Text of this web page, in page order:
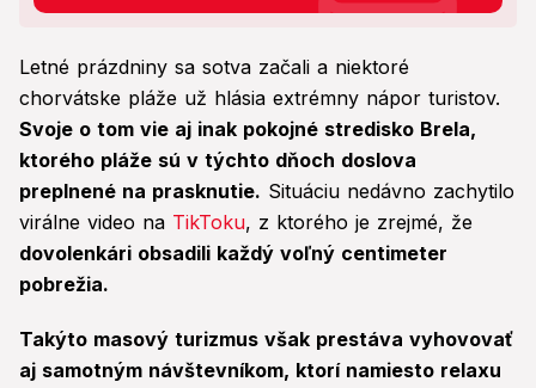
Letné prázdniny sa sotva začali a niektoré
chorvátske pláže už hlásia extrémny nápor turistov.
Svoje o tom vie aj inak pokojné stredisko Brela,
ktorého pláže sú v týchto dňoch doslova
preplnené na prasknutie. Situáciu nedávno zachytilo
virálne video na TikToku, z ktorého je zrejmé, že
dovolenkári obsadili každý voľný centimeter
pobrežia.
Takýto masový turizmus však prestáva vyhovovať
aj samotným návštevníkom, ktorí namiesto relaxu